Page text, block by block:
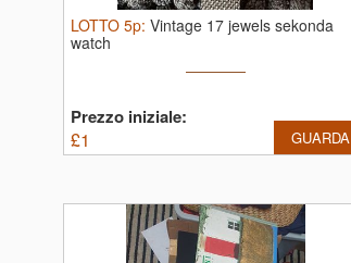
LOTTO 5p: Vintage 17 jewels sekonda
watch
Prezzo iniziale:
£1 GUARDA